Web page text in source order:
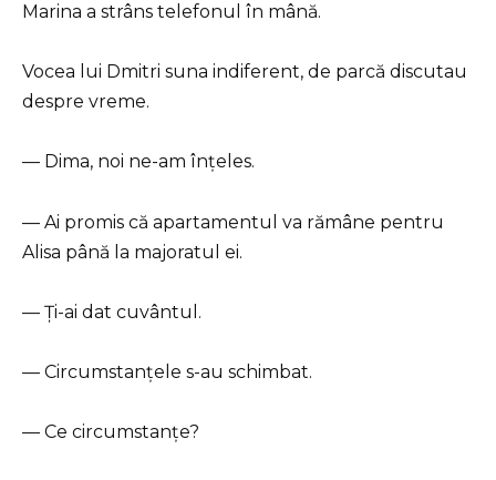
Marina a strâns telefonul în mână.
Vocea lui Dmitri suna indiferent, de parcă discutau
despre vreme.
— Dima, noi ne-am înțeles.
— Ai promis că apartamentul va rămâne pentru
Alisa până la majoratul ei.
— Ți-ai dat cuvântul.
— Circumstanțele s-au schimbat.
— Ce circumstanțe?